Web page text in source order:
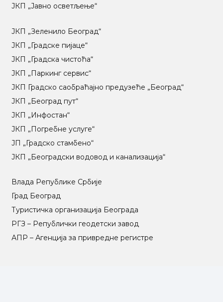
ЈКП „Јавно осветљење“
ЈКП „Зеленило Београд“
ЈКП „Градске пијаце“
ЈКП „Градска чистоћа“
ЈКП „Паркинг сервис“
ЈКП Градско саобраћајно предузеће „Београд“
ЈКП „Београд пут“
ЈКП „Инфостан“
ЈКП „Погребне услуге“
ЈП „Градско стамбено“
ЈКП „Београдски водовод и канализација“
Влада Републике Србије
Град Београд
Туристичка организација Београда
РГЗ – Републички геодетски завод
АПР – Агенција за привредне регистре